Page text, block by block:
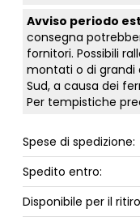
Avviso periodo
consegna
fornitori. Possibili
montati o di grandi
Sud, a causa dei
Per tempistiche
Spese di spedizione:
Spedito entro:
Disponibile per il